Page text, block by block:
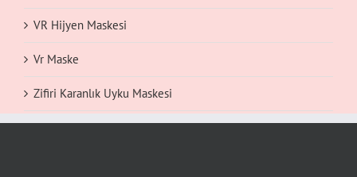
VR Hijyen Maskesi
Vr Maske
Zifiri Karanlık Uyku Maskesi